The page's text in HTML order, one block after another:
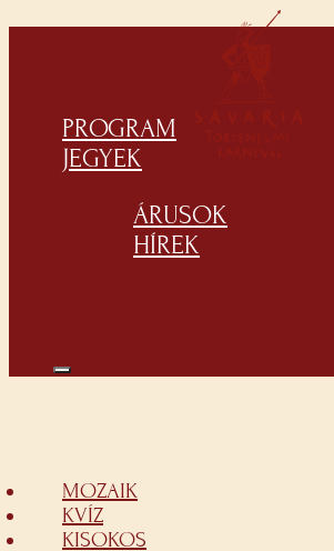
PROGRAM
JEGYEK
ÁRUSOK
HÍREK
MOZAIK
KVÍZ
KISOKOS